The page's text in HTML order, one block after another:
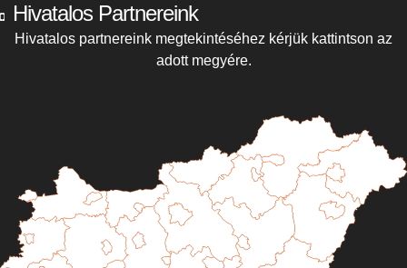
Hivatalos Partnereink
Hivatalos partnereink megtekintéséhez kérjük kattintson az
adott megyére.